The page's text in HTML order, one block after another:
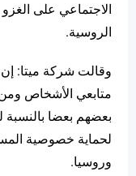
الاجتماعي على
الروسية.
وقالت شركة ميتا:
متابعي الأشخاص ومن
بعضهم بعضا بالنسبة
لحماية خصوصية
وروسيا.